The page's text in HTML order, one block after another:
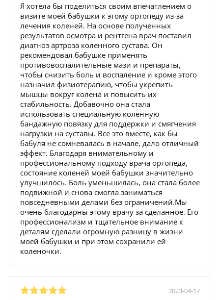
Я хотела бы поделиться своим впечатлением о
визите моей бабушки к этому ортопеду из-за
лечения коленей. На основе полученных
результатов осмотра и рентгена врач поставил
диагноз артроза коленного сустава. Он
рекомендовал бабушке применять
противовоспалительные мази и препараты,
чтобы снизить боль и воспаление и кроме этого
назначил физиотерапию, чтобы укрепить
мышцы вокруг колена и повысить их
стабильность. Добавочно она стала
использовать специальную коленную
бандажную повязку для поддержки и смягчения
нагрузки на суставы. Все это вместе, как бы
бабуля не сомневалась в начале, дало отличный
эффект. Благодаря внимательному и
профессиональному подходу врача ортопеда,
состояние коленей моей бабушки значительно
улучшилось. Боль уменьшилась, она стала более
подвижной и снова смогла заниматься
повседневными делами без ограничений.Мы
очень благодарны этому врачу за сделанное. Его
профессионализм и тщательное внимание к
деталям сделали огромную разницу в жизни
моей бабушки и при этом сохранили ей
коленочки.
2023-04-17